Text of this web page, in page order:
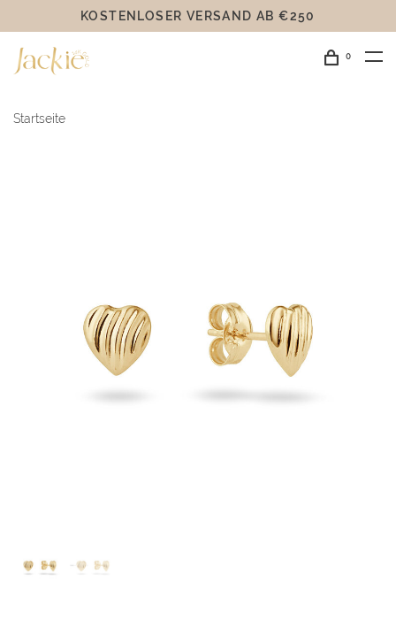
KOSTENLOSER VERSAND AB €250
0
Startseite